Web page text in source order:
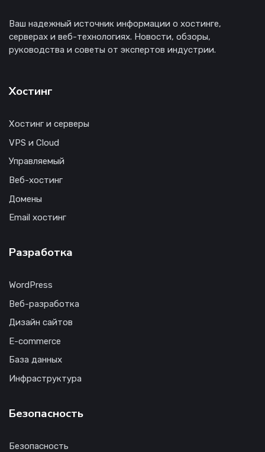
Ваш надежный источник информации о хостинге,
серверах и веб-технологиях. Новости, обзоры,
руководства и советы от экспертов индустрии.
Хостинг
Хостинг и серверы
VPS и Cloud
Управляемый
Веб-хостинг
Домены
Email хостинг
Разработка
WordPress
Веб-разработка
Дизайн сайтов
E-commerce
База данных
Инфраструктура
Безопасность
Безопасность